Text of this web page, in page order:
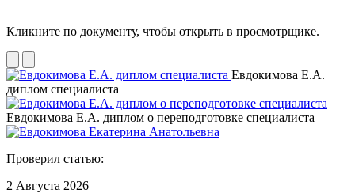
Кликните по документу, чтобы открыть в просмотрщике.
Евдокимова Е.А.
диплом специалиста
Евдокимова Е.А. диплом о переподготовке специалиста
Проверил статью:
2 Августа 2026